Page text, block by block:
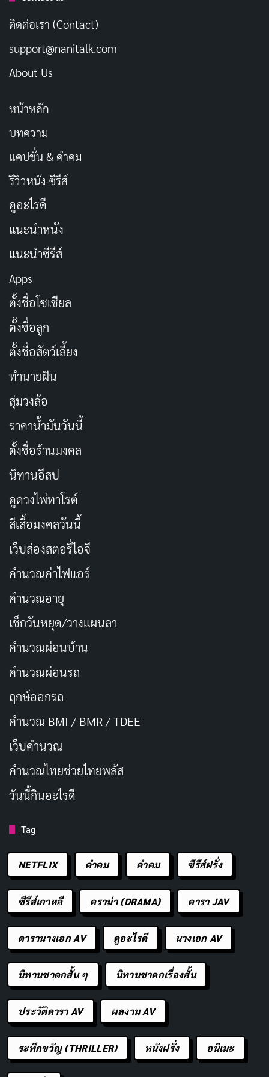
แอนดี แมคโดเวลล์ (Andie MacDowell)
แบบไม่เลี่ยน ส่วน
น้อยๆ
ผู้กำกับ แฮโรลด์ รามิส
ฉากซ้ำๆ แต่ไม่ให้รู้สึกเบื่อ โดยเปลี่ยนมุมกล้องและเหตุกา
รณ์เล็กๆ น้อยๆ เสมอ บทหนังที่เขาเขียนร่วมกับแดนนี่ รูบิน
ก็ฉลาด ไม่เสียเวลาอธิบายว่าทำไมฟิลถึงติดลูป แต่โฟกัสที่
หนังเรื่องนี้สำรวจธีมการเปลี่ยนแปลงตัวเอง เหมือนถามเรา
ว่า ถ้าเราได้โอกาสรีเซ็ตชีวิต เราจะทำอะไร? ฟิลจากคนเห็น
แก่ตัวกลายเป็นคนที่ช่วยเหลือผู้อื่น มันเหมือนอุปมาว่าชีวิต
จริงก็วนลูป ถ้าเราไม่เปลี่ยนอะไร มันก็ซ้ำเดิมๆ ธีมนี้ทำให้
หนังไม่ใช่แค่คอมเมดี้ แต่เป็นแรงบันดาลใจสำหรับคนที่รู้สึก
ติดอยู่ในโซนสบาย
อีกธีมคือความหมายของชีวิตประจำวัน หนังแสดงให้เห็นว่า
วันธรรมดาที่เรามองข้ามอาจเต็มไปด้วยโอกาส ถ้าเรา
ปนานๆ มันทำให้เราคิดว่า ชีวิตเราก็เหมือนกราวด์ฮอกเดย์
ถ้าไม่หาทางออก เราก็ติดแหง็ก
ได้ออกจากลูปเพราะได้รัก แต่เพราะเขาเปลี่ยนตัวเองจริงๆ
มันสอนว่าความรักแท้ต้องมาจากการเป็นคนที่ดีขึ้น ไม่ใช่แค่
เล่นละคร
Groundhog Day (1993)เป็นหนังคลาสสิกที่ทำให้เรา
หัวเราะแต่ก็คิดตาม หนังเรื่องนี้เตือนเราว่าการเปลี่ยนแปลง
มือนฟิลที่ต้องวนวันเดิมเป็นพันครั้งกว่าจะเจอทางออก
ปัญหาไม่ได้อยู่ที่เวลา แต่อยู่ที่ตัวเราเองที่ไม่ยอมปรับ
เปลี่ยน
สำหรับวัยรุ่นชาวเน็ตไทยที่ชอบหนังเบาสมองแต่มีสาระ
เรื่องนี้คือ ต้องดูให้ได้เลย มันเหมือนกระจกสะท้อนชีวิตเรา
ที่บางทีก็รู้สึกวนลูปกับงาน เรียน หรือความสัมพันธ์ ลองดู
ได้
หนังเรื่องนี้ยังทำให้เราตั้งคำถามกับตัวเองว่า เราติดอยู่ใน
“วันเดิม” อะไรบ้าง? แล้วเราจะทำยังไงให้มันเปลี่ยน? มัน
ไม่ใช่แค่หนังตลก แต่เป็นบทเรียนชีวิตที่ห่อหุ้มด้วยมุกฮา
มาแชร์กันในคอมเมนต์สิ ว่าหนังเรื่องนี้ทำให้เราคิดยังไง
เกี่ยวกับการวนลูปในชีวิตจริง และอย่าลืมแชร์รีวิวนี้ให้
เพื่อนๆ ที่ชอบหนังคอมเมดี้คลาสสิก ไปดูกันบนสตรีมมิ่ง
แล้วมาคุยกันว่าเราจะเปลี่ยนตัวเองยังไงให้ออกจากลูป!
ชื่อเรื่องในภาษาไทย:วันรักจงกลม
ประเภท:คอมเมดี้, โรแมนติก, แฟนตาซี
วันที่ออกฉาย:12 กุมภาพันธ์ 2536
ติดต่อเรา (Contact)
support@nanitalk.com
About Us
หน้าหลัก
บทความ
แคปชั่น & คำคม
รีวิวหนัง-ซีรีส์
ดูอะไรดี
แนะนำหนัง
แนะนำซีรีส์
Apps
ตั้งชื่อโซเชียล
ตั้งชื่อลูก
ตั้งชื่อสัตว์เลี้ยง
ทำนายฝัน
สุ่มวงล้อ
ราคาน้ำมันวันนี้
ตั้งชื่อร้านมงคล
นิทานอีสป
ดูดวงไพ่ทาโรต์
สีเสื้อมงคลวันนี้
เว็บส่องสตอรี่ไอจี
คำนวณค่าไฟแอร์
คำนวณอายุ
เช็กวันหยุด/วางแผนลา
คำนวณผ่อนบ้าน
คำนวณผ่อนรถ
ฤกษ์ออกรถ
คำนวณ BMI / BMR / TDEE
เว็บคํานวณ
คํานวณไทยช่วยไทยพลัส
วันนี้กินอะไรดี
Tag
NETFLIX คำคม คําคม ซีรีส์ฝรั่ง
ซีรีส์เกาหลี ดราม่า (DRAMA) ดารา JAV
ดารานางเอก AV ดูอะไรดี นางเอก AV
นิทานชาดกสั้น ๆ นิทานชาดกเรื่องสั้น
ประวัติดารา AV ผลงาน AV
ระทึกขวัญ (THRILLER) หนังฝรั่ง อนิเมะ